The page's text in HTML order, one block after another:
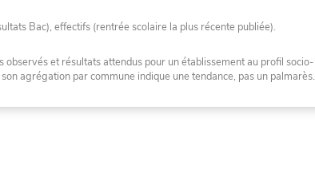
Bac), effectifs (rentrée scolaire la plus récente publiée).
et résultats attendus pour un établissement au profil socio-
agrégation par commune indique une tendance, pas un palmarès.